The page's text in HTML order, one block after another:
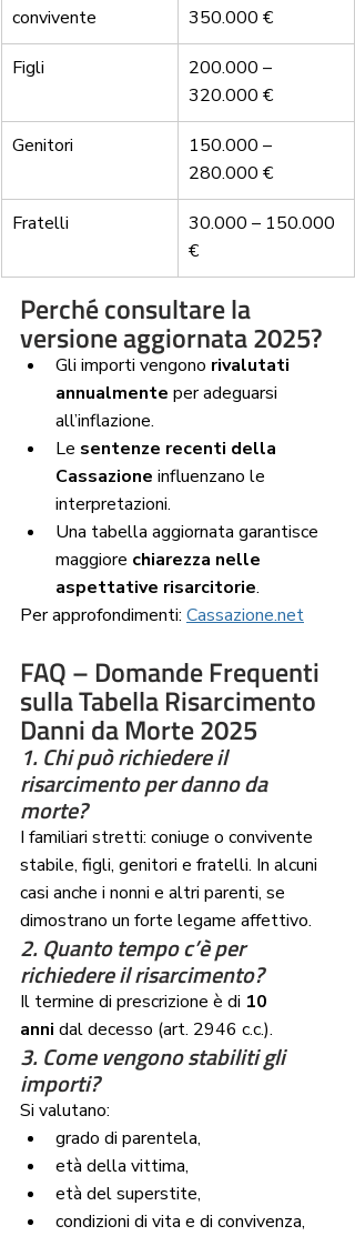
convivente
350.000 €
Figli
200.000 –
320.000 €
Genitori
150.000 –
280.000 €
Fratelli
30.000 – 150.000
€
Perché consultare la
versione aggiornata 2025?
Gli importi vengono rivalutati
annualmente per adeguarsi
all’inflazione.
Le sentenze recenti della
Cassazione influenzano le
interpretazioni.
Una tabella aggiornata garantisce
maggiore chiarezza nelle
aspettative risarcitorie.
Per approfondimenti: Cassazione.net
FAQ – Domande Frequenti
sulla Tabella Risarcimento
Danni da Morte 2025
1. Chi può richiedere il
risarcimento per danno da
morte?
I familiari stretti: coniuge o convivente
stabile, figli, genitori e fratelli. In alcuni
casi anche i nonni e altri parenti, se
dimostrano un forte legame affettivo.
2. Quanto tempo c’è per
richiedere il risarcimento?
Il termine di prescrizione è di 10
anni dal decesso (art. 2946 c.c.).
3. Come vengono stabiliti gli
importi?
Si valutano:
grado di parentela,
età della vittima,
età del superstite,
condizioni di vita e di convivenza,